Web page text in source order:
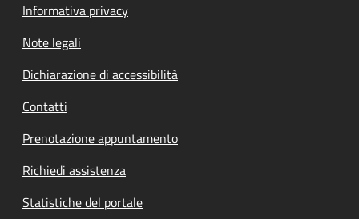
Informativa privacy
Note legali
Dichiarazione di accessibilità
Contatti
Prenotazione appuntamento
Richiedi assistenza
Statistiche del portale